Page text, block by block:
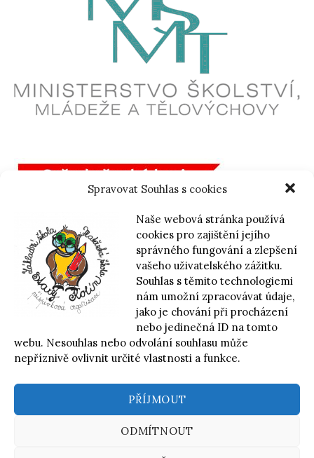
Spravovat Souhlas s cookies
Naše webová stránka používá
cookies pro zajištění jejího
správného fungování a zlepšení
vašeho uživatelského zážitku.
Souhlas s těmito technologiemi
nám umožní zpracovávat údaje,
jako je chování při procházení
nebo jedinečná ID na tomto
webu. Nesouhlas nebo odvolání souhlasu může
nepříznivě ovlivnit určité vlastnosti a funkce.
PŘÍJMOUT
ODMÍTNOUT
příspěvková organizace